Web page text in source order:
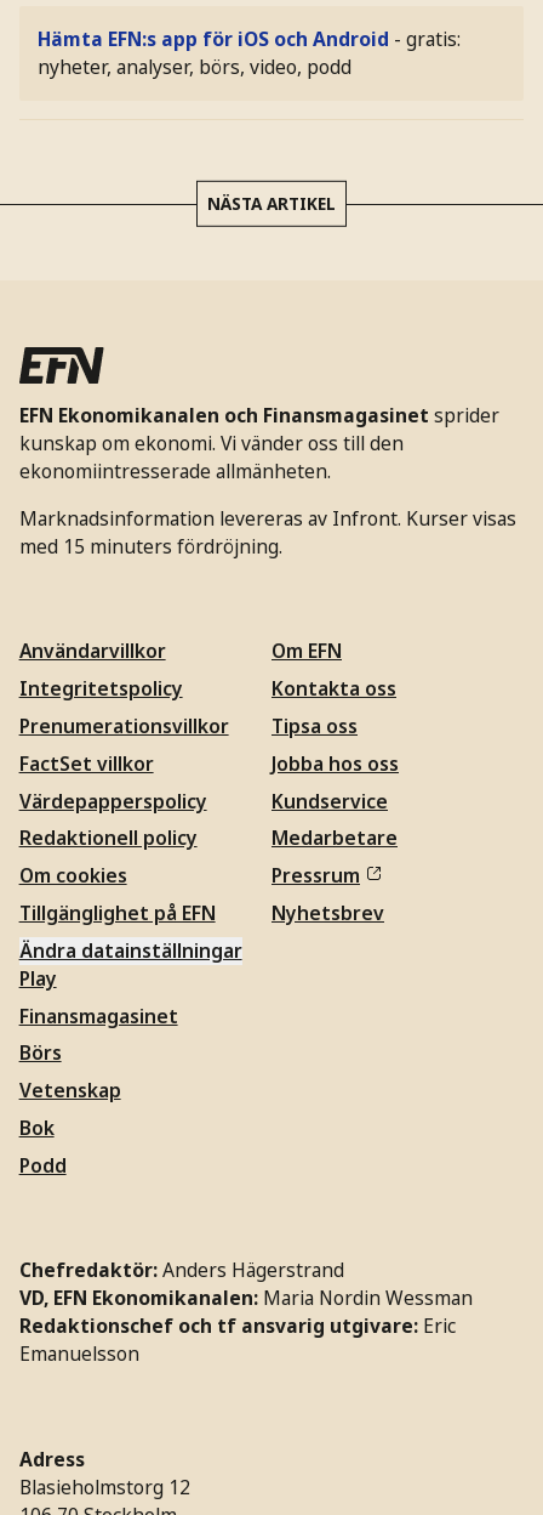
Hämta EFN:s app för iOS och Android - gratis:
nyheter, analyser, börs, video, podd
NÄSTA ARTIKEL
EFN Ekonomikanalen och Finansmagasinet sprider
kunskap om ekonomi. Vi vänder oss till den
ekonomiintresserade allmänheten.
Marknadsinformation levereras av Infront. Kurser visas
med 15 minuters fördröjning.
Användarvillkor
Integritetspolicy
Prenumerationsvillkor
FactSet villkor
Värdepapperspolicy
Redaktionell policy
Om cookies
Tillgänglighet på EFN
Ändra datainställningar
Om EFN
Kontakta oss
Tipsa oss
Jobba hos oss
Kundservice
Medarbetare
Pressrum
Nyhetsbrev
Play
Finansmagasinet
Börs
Vetenskap
Bok
Podd
Chefredaktör:Anders Hägerstrand
VD, EFN Ekonomikanalen: Maria Nordin Wessman
Redaktionschef och tf ansvarig utgivare: Eric
Emanuelsson
Adress
Blasieholmstorg 12